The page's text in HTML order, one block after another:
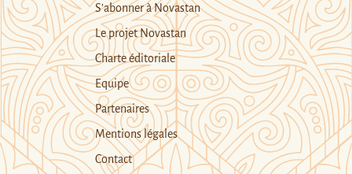
S’abonner à Novastan
Le projet Novastan
Charte éditoriale
Equipe
Partenaires
Mentions légales
Contact